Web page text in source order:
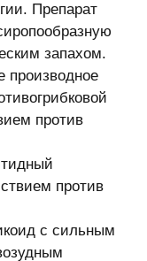
Препарат
запахом.
производное
против
против
с сильным